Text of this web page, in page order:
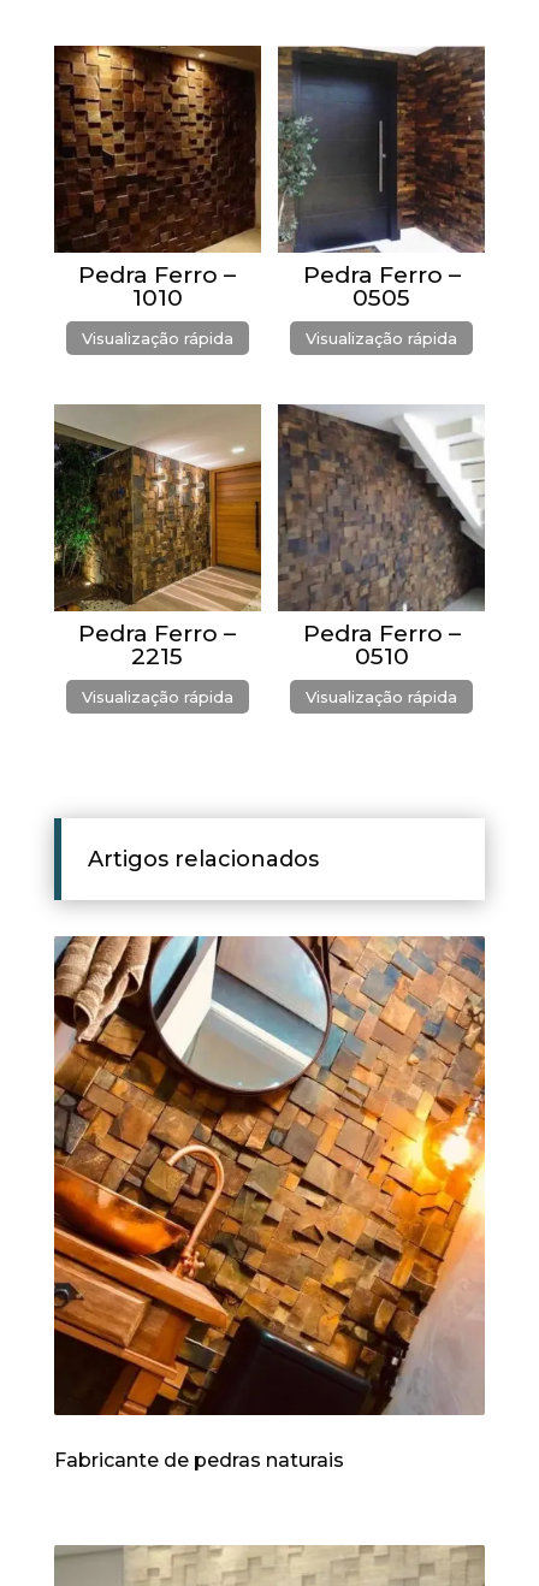
Pedra Ferro –
1010
Visualização rápida
Pedra Ferro –
0505
Visualização rápida
Pedra Ferro –
2215
Visualização rápida
Pedra Ferro –
0510
Visualização rápida
Artigos relacionados
Fabricante de pedras naturais